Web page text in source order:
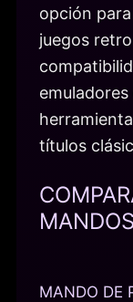
opción
juegos
títulos
MANDO DE